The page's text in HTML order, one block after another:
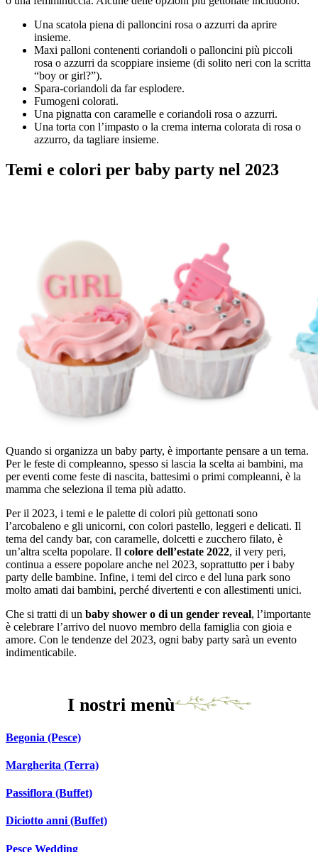
Una scatola piena di palloncini rosa o azzurri da aprire
insieme.
Maxi palloni contenenti coriandoli o palloncini più piccoli
rosa o azzurri da scoppiare insieme (di solito neri con la scritta
“boy or girl?”).
Spara-coriandoli da far esplodere.
Fumogeni colorati.
Una pignatta con caramelle e coriandoli rosa o azzurri.
Una torta con l’impasto o la crema interna colorata di rosa o
azzurro, da tagliare insieme.
Temi e colori per baby party nel 2023
Quando si organizza un baby party, è importante pensare a un tema.
Per le feste di compleanno, spesso si lascia la scelta ai bambini, ma
per eventi come feste di nascita, battesimi o primi compleanni, è la
mamma che seleziona il tema più adatto.
Per il 2023, i temi e le palette di colori più gettonati sono
l’arcobaleno e gli unicorni, con colori pastello, leggeri e delicati. Il
tema del candy bar, con caramelle, dolcetti e zucchero filato, è
un’altra scelta popolare. Il colore dell’estate 2022, il very peri,
continua a essere popolare anche nel 2023, soprattutto per i baby
party delle bambine. Infine, i temi del circo e del luna park sono
molto amati dai bambini, perché divertenti e con allestimenti unici.
Che si tratti di un baby shower o di un gender reveal, l’importante
è celebrare l’arrivo del nuovo membro della famiglia con gioia e
amore. Con le tendenze del 2023, ogni baby party sarà un evento
indimenticabile.
I nostri menù
Begonia (Pesce)
Margherita (Terra)
Passiflora (Buffet)
Diciotto anni (Buffet)
Pesce Wedding